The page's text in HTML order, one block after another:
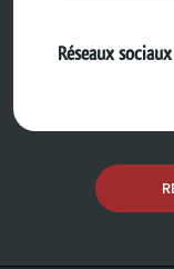
Réseaux